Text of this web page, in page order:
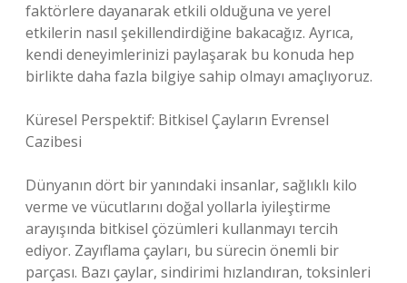
faktörlere dayanarak etkili olduğuna ve yerel
etkilerin nasıl şekillendirdiğine bakacağız. Ayrıca,
kendi deneyimlerinizi paylaşarak bu konuda hep
birlikte daha fazla bilgiye sahip olmayı amaçlıyoruz.
Küresel Perspektif: Bitkisel Çayların Evrensel
Cazibesi
Dünyanın dört bir yanındaki insanlar, sağlıklı kilo
verme ve vücutlarını doğal yollarla iyileştirme
arayışında bitkisel çözümleri kullanmayı tercih
ediyor. Zayıflama çayları, bu sürecin önemli bir
parçası. Bazı çaylar, sindirimi hızlandıran, toksinleri